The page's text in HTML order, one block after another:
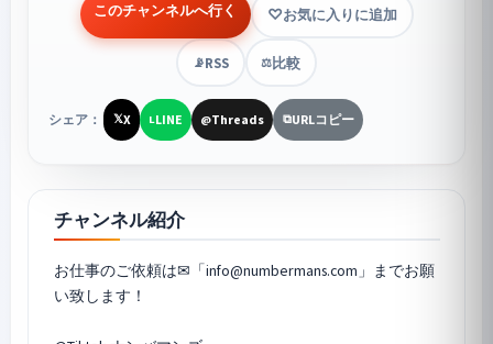
このチャンネルへ行く お気に入りに追加
📡RSS ⚖️比較
シェア： 𝕏X LLINE @Threads ⧉URLコピー
チャンネル紹介
お仕事のご依頼は✉「info@numbermans.com」までお願
い致します！